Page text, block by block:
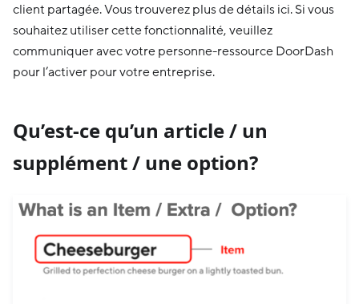
client partagée. Vous trouverez plus de détails ici. Si vous
souhaitez utiliser cette fonctionnalité, veuillez
communiquer avec votre personne-ressource DoorDash
pour l’activer pour votre entreprise.
Qu’est-ce qu’un article / un
supplément / une option?